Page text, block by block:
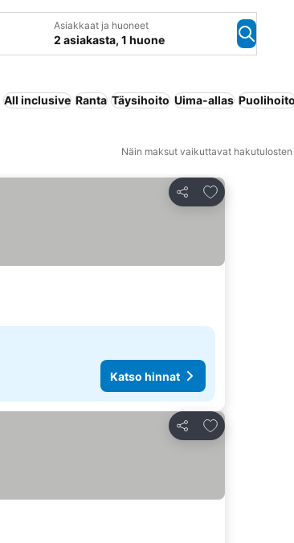
Asiakkaat ja huoneet
2 asiakasta, 1 huone
All inclusive Ranta Täysihoito Uima-allas
Näin maksut vaikuttavat
Jaa
Lisää
Katso hinnat
Jaa
Lisää